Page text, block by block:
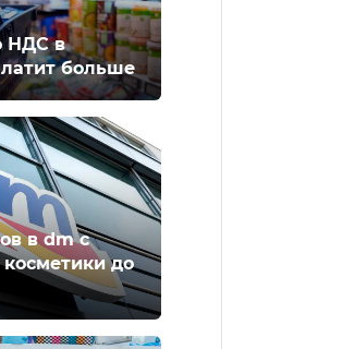
НДС в
больше
в dm с
косметики до